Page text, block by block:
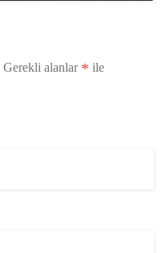
Gerekli alanlar * ile